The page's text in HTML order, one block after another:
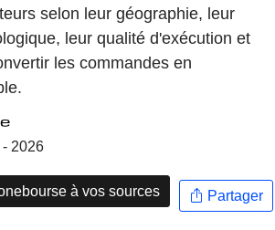
selon leur géographie, leur
leur qualité d'exécution et
les commandes en
2026
à vos sources Partager